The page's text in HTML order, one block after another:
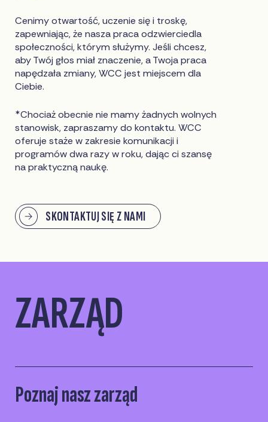
Cenimy otwartość, uczenie się i troskę,
zapewniając, że nasza praca odzwierciedla
społeczności, którym służymy. Jeśli chcesz,
aby Twój głos miał znaczenie, a Twoja praca
napędzała zmiany, WCC jest miejscem dla
Ciebie.
*Chociaż obecnie nie mamy żadnych wolnych
stanowisk, zapraszamy do kontaktu. WCC
oferuje staże w zakresie komunikacji i
programów dwa razy w roku, dając ci szansę
na praktyczną naukę.
SKONTAKTUJ SIĘ Z NAMI
ZARZĄD
Poznaj nasz zarząd